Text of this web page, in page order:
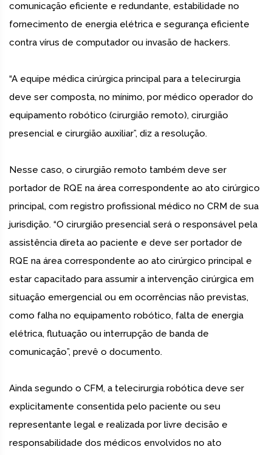
comunicação eficiente e redundante, estabilidade no
fornecimento de energia elétrica e segurança eficiente
contra vírus de computador ou invasão de hackers.
“A equipe médica cirúrgica principal para a telecirurgia
deve ser composta, no mínimo, por médico operador do
equipamento robótico (cirurgião remoto), cirurgião
presencial e cirurgião auxiliar”, diz a resolução.
Nesse caso, o cirurgião remoto também deve ser
portador de RQE na área correspondente ao ato cirúrgico
principal, com registro profissional médico no CRM de sua
jurisdição. “O cirurgião presencial será o responsável pela
assistência direta ao paciente e deve ser portador de
RQE na área correspondente ao ato cirúrgico principal e
estar capacitado para assumir a intervenção cirúrgica em
situação emergencial ou em ocorrências não previstas,
como falha no equipamento robótico, falta de energia
elétrica, flutuação ou interrupção de banda de
comunicação”, prevê o documento.
Ainda segundo o CFM, a telecirurgia robótica deve ser
explicitamente consentida pelo paciente ou seu
representante legal e realizada por livre decisão e
responsabilidade dos médicos envolvidos no ato